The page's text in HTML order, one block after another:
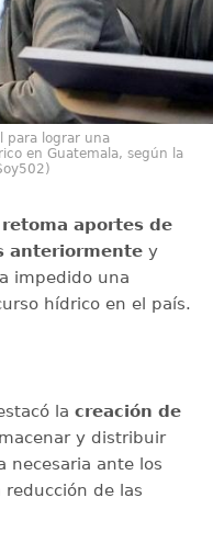
para lograr una
en Guatemala, según la
retoma aportes de
anteriormentey
impedido una
hídrico en el país.
la creación de
y distribuir
necesaria ante los
de las